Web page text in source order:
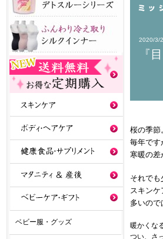
ベビー服・グッズ
2020/3/
『
桜の季節
毎年です
寒暖の差
それで
スキン
多いので
暖かくな
つい、さ